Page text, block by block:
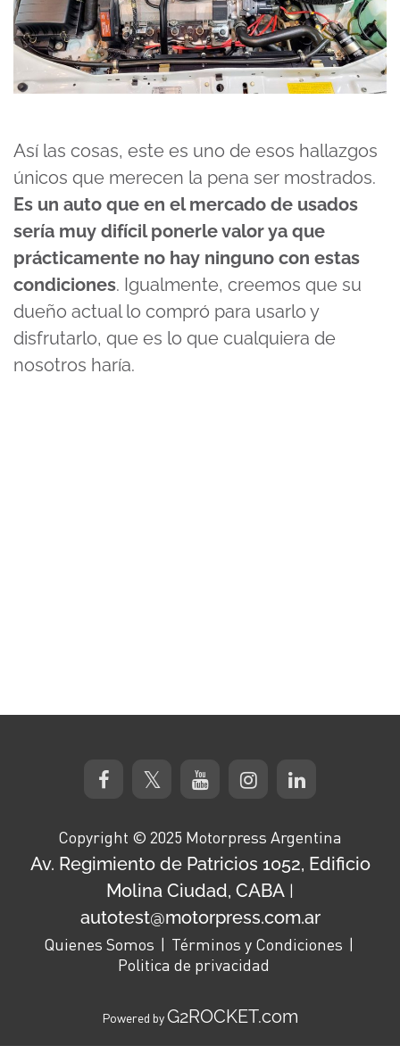
Así las cosas, este es uno de esos hallazgos
únicos que merecen la pena ser mostrados.
Es un auto que en el mercado de usados
sería muy difícil ponerle valor ya que
prácticamente no hay ninguno con estas
condiciones. Igualmente, creemos que su
dueño actual lo compró para usarlo y
disfrutarlo, que es lo que cualquiera de
nosotros haría.
Copyright © 2025 Motorpress Argentina
Av. Regimiento de Patricios 1052, Edificio
Molina Ciudad, CABA |
autotest@motorpress.com.ar
Quienes Somos
Términos y Condiciones
Politica de privacidad
Powered byG2ROCKET.com